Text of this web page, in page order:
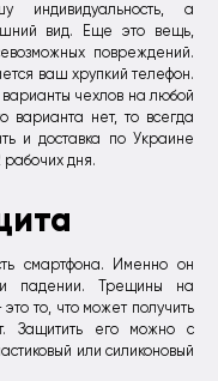
индивидуальность, а
вид. Еще это вещь,
повреждений.
ваш хрупкий телефон.
чехлов на любой
варианта нет, то всегда
и доставка по Украине
рабочих дня.
смартфона. Именно он
падении. Трещины на
то, что может получить
Защитить его можно с
или силиконовый